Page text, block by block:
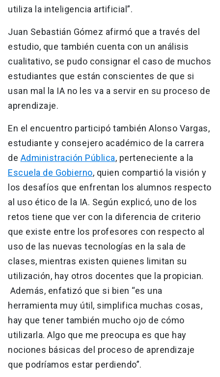
utiliza la inteligencia artificial”.
Juan Sebastián Gómez afirmó que a través del
estudio, que también cuenta con un análisis
cualitativo, se pudo consignar el caso de muchos
estudiantes que están conscientes de que si
usan mal la IA no les va a servir en su proceso de
aprendizaje.
En el encuentro participó también Alonso Vargas,
estudiante y consejero académico de la carrera
de Administración Pública, perteneciente a la
Escuela de Gobierno, quien compartió la visión y
los desafíos que enfrentan los alumnos respecto
al uso ético de la IA. Según explicó, uno de los
retos tiene que ver con la diferencia de criterio
que existe entre los profesores con respecto al
uso de las nuevas tecnologías en la sala de
clases, mientras existen quienes limitan su
utilización, hay otros docentes que la propician.
Además, enfatizó que si bien “es una
herramienta muy útil, simplifica muchas cosas,
hay que tener también mucho ojo de cómo
utilizarla. Algo que me preocupa es que hay
nociones básicas del proceso de aprendizaje
que podríamos estar perdiendo”.